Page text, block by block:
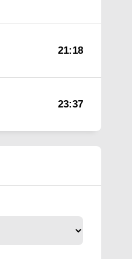
21:18
23:37